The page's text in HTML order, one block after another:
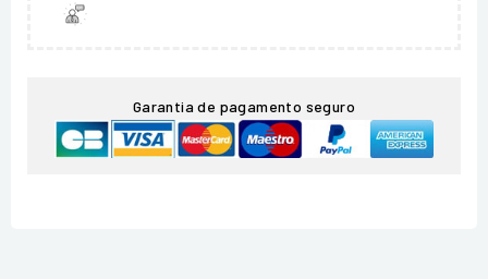
Garantia de pagamento seguro